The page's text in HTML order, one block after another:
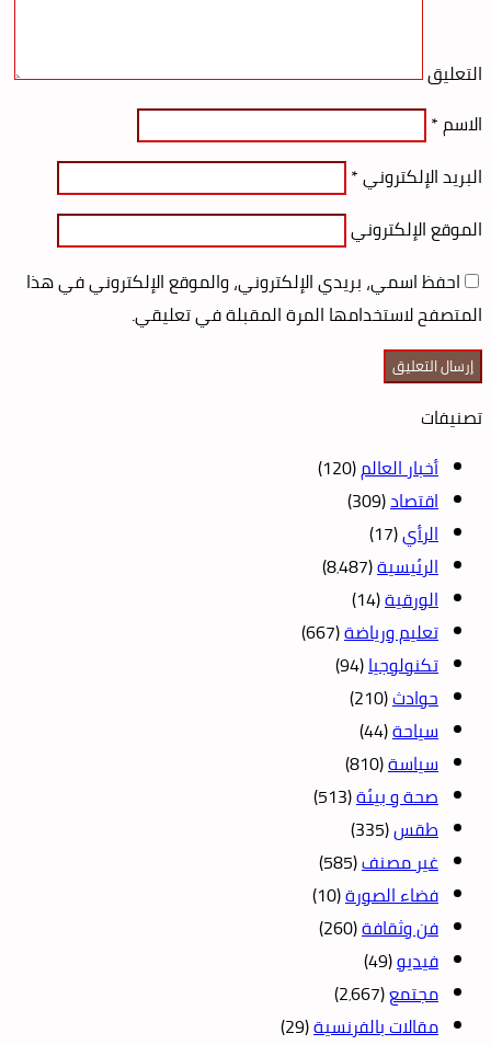
التعليق
الاسم*
البريد الإلكتروني*
الموقع الإلكتروني
احفظ اسمي، بريدي الإلكتروني، والموقع الإلكتروني في هذا
المتصفح لاستخدامها المرة المقبلة في تعليقي.
تصنيفات
أخبار العالم(120)
اقتصاد(309)
الرأي(17)
الرئيسية(8٬487)
الورقية(14)
تعليم ورياضة(667)
تكنولوجيا(94)
حوادث(210)
سياحة(44)
سياسة(810)
صحة و بيئة(513)
طقس(335)
غير مصنف(585)
فضاء الصورة(10)
فن وثقافة(260)
فيديو(49)
مجتمع(2٬667)
مقالات بالفرنسية(29)